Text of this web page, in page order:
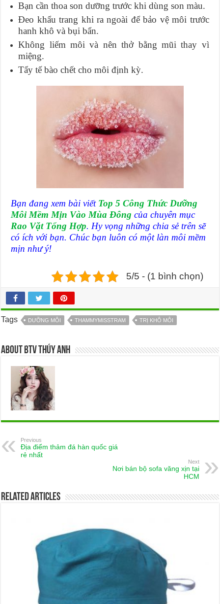
Bạn cần thoa son dưỡng trước khi dùng son màu.
Đeo khẩu trang khi ra ngoài để bảo vệ môi trước
hanh khô và bụi bẩn.
Không liếm môi và nên thở bằng mũi thay vì
miệng.
Tẩy tế bào chết cho môi định kỳ.
Bạn đang xem bài viết Top 5 Công Thức Dưỡng
Môi Mềm Mịn Vào Mùa Đông của chuyên mục
Rao Vặt Tổng Hợp. Hy vọng những chia sẻ trên sẽ
có ích với bạn. Chúc bạn luôn có một làn môi mềm
mịn như ý!
5/5 - (1 bình chọn)
Tags DƯỠNG MÔI THAMMYMISSTRAM TRỊ KHÔ MÔI
About BTV Thúy Anh
Previous
Địa điểm thảm đá hàn quốc giá
rẻ nhất
Next
Nơi bán bộ sofa văng xịn tại
HCM
Related Articles